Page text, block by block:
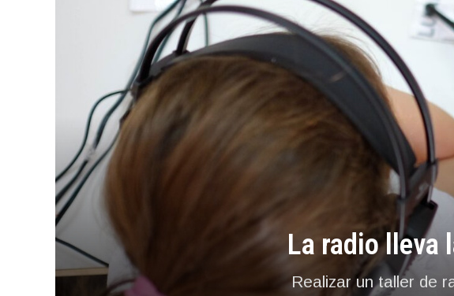
La radio lleva
Realizar un taller de